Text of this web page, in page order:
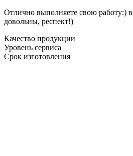
Отлично выполняете свою работу:)
довольны, респект!)
Качество продукции
Уровень сервиса
Срок изготовления